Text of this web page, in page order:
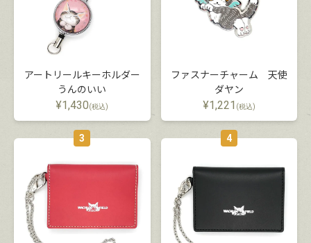
アートリールキーホルダー
うんのいい
¥1,430(税込)
ファスナーチャーム 天使
ダヤン
¥1,221 (税込)
3 4